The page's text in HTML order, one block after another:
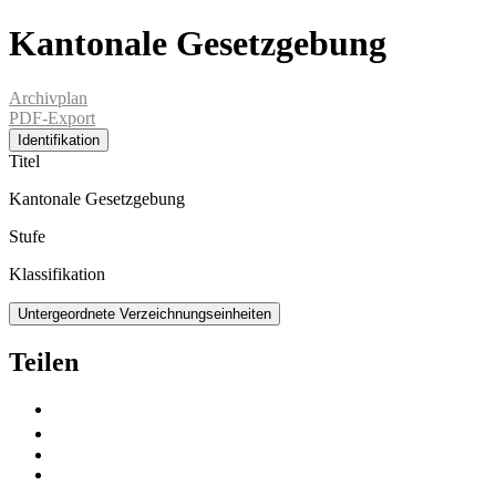
Kantonale Gesetzgebung
Archivplan
PDF-Export
Identifikation
Titel
Kantonale Gesetzgebung
Stufe
Klassifikation
Untergeordnete Verzeichnungseinheiten
Teilen